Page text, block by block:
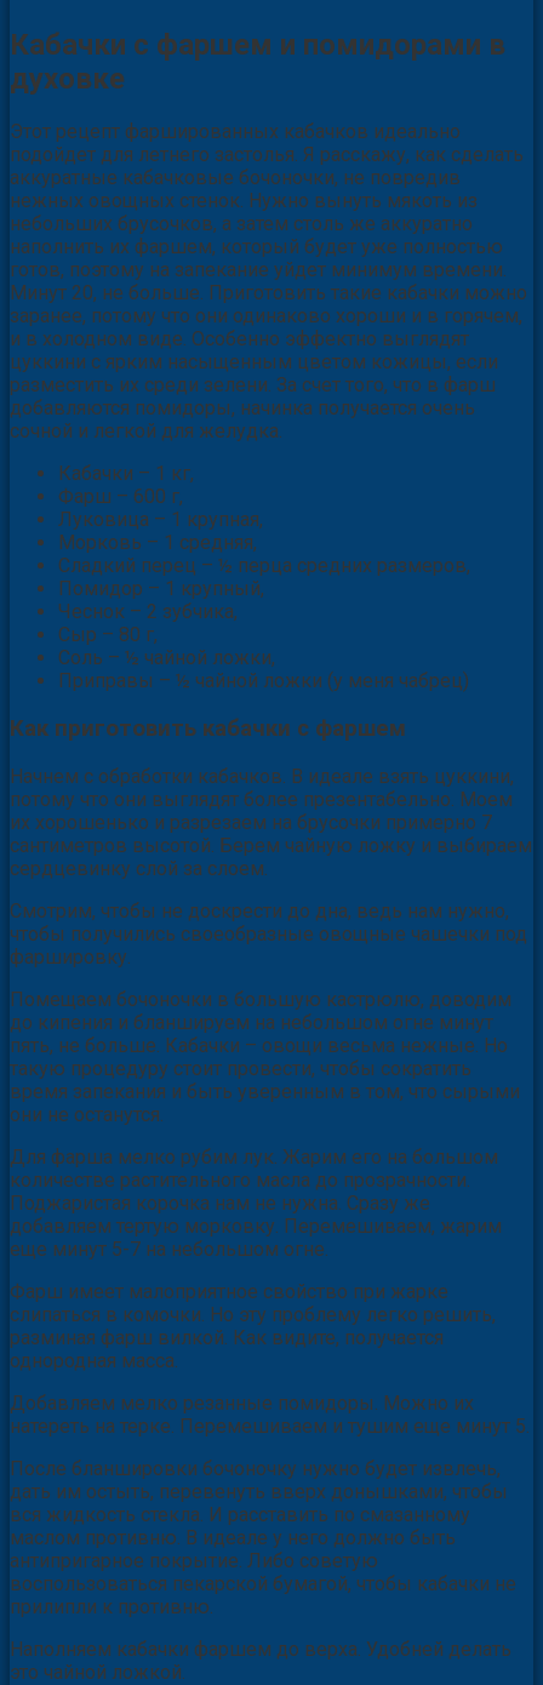
Кабачки с фаршем и помидорами в
духовке
Этот рецепт фаршированных кабачков идеально
подойдет для летнего застолья. Я расскажу, как сделать
аккуратные кабачковые бочоночки, не повредив
нежных овощных стенок. Нужно вынуть мякоть из
небольших брусочков, а затем столь же аккуратно
наполнить их фаршем, который будет уже полностью
готов, поэтому на запекание уйдет минимум времени.
Минут 20, не больше. Приготовить такие кабачки можно
заранее, потому что они одинаково хороши и в горячем,
и в холодном виде. Особенно эффектно выглядят
цуккини с ярким насыщенным цветом кожицы, если
разместить их среди зелени. За счет того, что в фарш
добавляются помидоры, начинка получается очень
сочной и легкой для желудка.
Кабачки – 1 кг,
Фарш – 600 г,
Луковица – 1 крупная,
Морковь – 1 средняя,
Сладкий перец – ½ перца средних размеров,
Помидор – 1 крупный,
Чеснок – 2 зубчика,
Сыр – 80 г,
Соль – ½ чайной ложки,
Приправы – ½ чайной ложки (у меня чабрец)
Как приготовить кабачки с фаршем
Начнем с обработки кабачков. В идеале взять цуккини,
потому что они выглядят более презентабельно. Моем
их хорошенько и разрезаем на брусочки примерно 7
сантиметров высотой. Берем чайную ложку и выбираем
сердцевинку слой за слоем.
Смотрим, чтобы не доскрести до дна, ведь нам нужно,
чтобы получились своеобразные овощные чашечки под
фаршировку.
Помещаем бочоночки в большую кастрюлю, доводим
до кипения и бланшируем на небольшом огне минут
пять, не больше. Кабачки – овощи весьма нежные. Но
такую процедуру стоит провести, чтобы сократить
время запекания и быть уверенным в том, что сырыми
они не останутся.
Для фарша мелко рубим лук. Жарим его на большом
количестве растительного масла до прозрачности.
Поджаристая корочка нам не нужна. Сразу же
добавляем тертую морковку. Перемешиваем, жарим
еще минут 5-7 на небольшом огне.
Фарш имеет малоприятное свойство при жарке
слипаться в комочки. Но эту проблему легко решить,
разминая фарш вилкой. Как видите, получается
однородная масса.
Добавляем мелко резанные помидоры. Можно их
натереть на терке. Перемешиваем и тушим еще минут 5.
После бланшировки бочоночку нужно будет извлечь,
дать им остыть, перевенуть вверх донышками, чтобы
вся жидкость стекла. И расставить по смазанному
маслом противню. В идеале у него должно быть
антипригарное покрытие. Либо советую
воспользоваться пекарской бумагой, чтобы кабачки не
прилипли к противню.
Наполняем кабачки фаршем до верха. Удобней делать
это чайной ложкой.